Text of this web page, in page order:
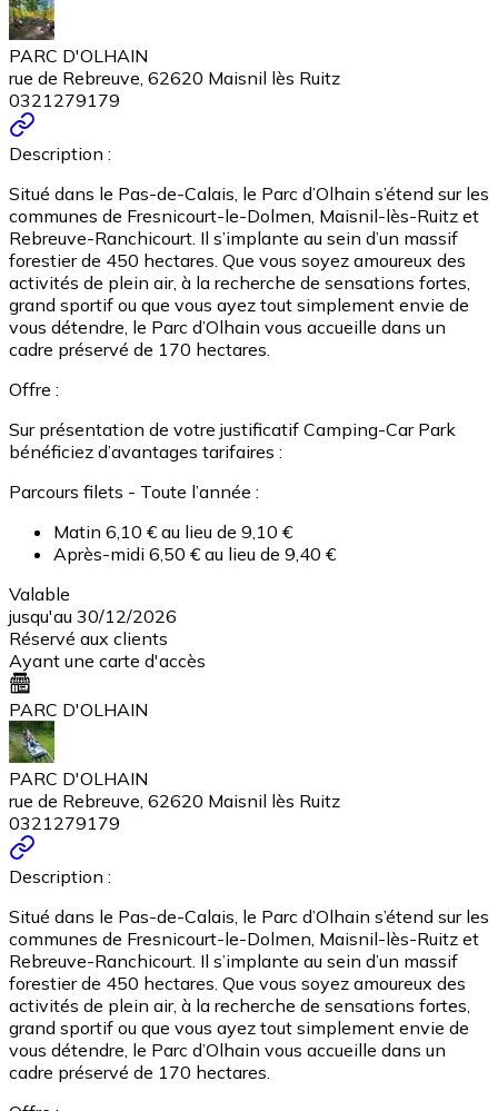
PARC D'OLHAIN
rue de Rebreuve, 62620 Maisnil lès Ruitz
0321279179
Description :
Situé dans le Pas-de-Calais, le Parc d’Olhain s’étend sur les
communes de Fresnicourt-le-Dolmen, Maisnil-lès-Ruitz et
Rebreuve-Ranchicourt. Il s’implante au sein d’un massif
forestier de 450 hectares. Que vous soyez amoureux des
activités de plein air, à la recherche de sensations fortes,
grand sportif ou que vous ayez tout simplement envie de
vous détendre, le Parc d’Olhain vous accueille dans un
cadre préservé de 170 hectares.
Offre :
Sur présentation de votre justificatif Camping-Car Park
bénéficiez d’avantages tarifaires :
Parcours filets - Toute l’année :
Matin 6,10 € au lieu de 9,10 €
Après-midi 6,50 € au lieu de 9,40 €
Valable
jusqu'au 30/12/2026
Réservé aux clients
Ayant une carte d'accès
PARC D'OLHAIN
PARC D'OLHAIN
rue de Rebreuve, 62620 Maisnil lès Ruitz
0321279179
Description :
Situé dans le Pas-de-Calais, le Parc d’Olhain s’étend sur les
communes de Fresnicourt-le-Dolmen, Maisnil-lès-Ruitz et
Rebreuve-Ranchicourt. Il s’implante au sein d’un massif
forestier de 450 hectares. Que vous soyez amoureux des
activités de plein air, à la recherche de sensations fortes,
grand sportif ou que vous ayez tout simplement envie de
vous détendre, le Parc d’Olhain vous accueille dans un
cadre préservé de 170 hectares.